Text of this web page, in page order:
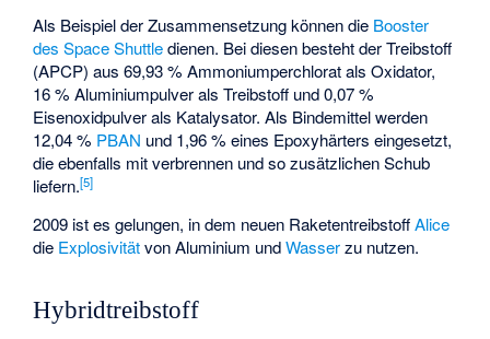
Als Beispiel der Zusammensetzung können die Booster
des Space Shuttledienen. Bei diesen besteht der Treibstoff
(APCP) aus 69,93 % Ammoniumperchlorat als Oxidator,
16 % Aluminiumpulver als Treibstoff und 0,07 %
Eisenoxidpulver als Katalysator. Als Bindemittel werden
12,04 % PBAN und 1,96 % eines Epoxyhärters eingesetzt,
die ebenfalls mit verbrennen und so zusätzlichen Schub
liefern.[5]
2009 ist es gelungen, in dem neuen RaketentreibstoffAlice
die Explosivitätvon Aluminium undWasserzu nutzen.
Hybridtreibstoff